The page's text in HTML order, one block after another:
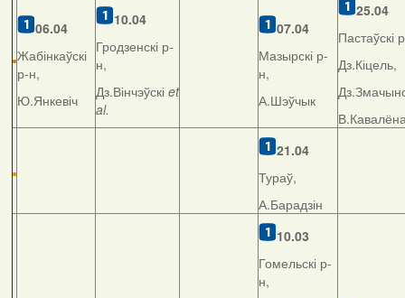
06.04
Жабінкаўскі
р-н,
Ю.Янкевіч
10.04
Гродзенскі р-
н,
Дз.Вінчэўскі et
al.
07.04
Мазырскі р-
н,
А.Шэўчык
25.04
Пастаўскі
Дз.Кіцель,
21.04
Тураў,
А.Барадзін
10.03
Гомельскі р-
н,